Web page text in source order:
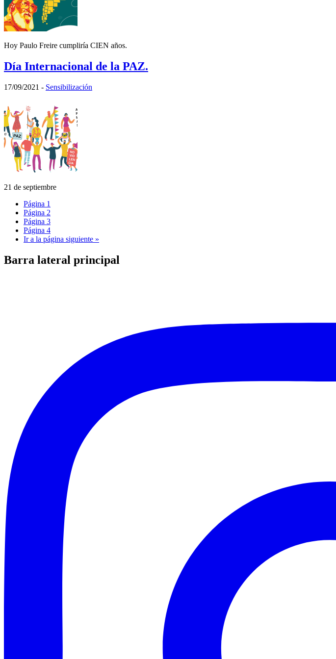
Hoy Paulo Freire cumpliría CIEN años.
Día Internacional de la PAZ.
17/09/2021 - Sensibilización
21 de septiembre
Página 1
Página 2
Página 3
Página 4
Ir a la página siguiente »
Barra lateral principal